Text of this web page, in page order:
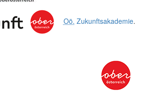
Oö. Zukunftsakademie.